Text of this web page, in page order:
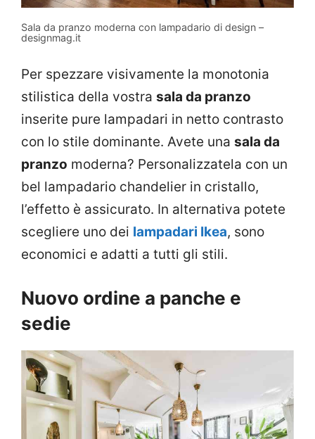
Sala da pranzo moderna con lampadario di design –
designmag.it
Per spezzare visivamente la monotonia
stilistica della vostra sala da pranzo
inserite pure lampadari in netto contrasto
con lo stile dominante. Avete una sala da
pranzo moderna? Personalizzatela con un
bel lampadario chandelier in cristallo,
l’effetto è assicurato. In alternativa potete
scegliere uno dei lampadari Ikea, sono
economici e adatti a tutti gli stili.
Nuovo ordine a panche e
sedie